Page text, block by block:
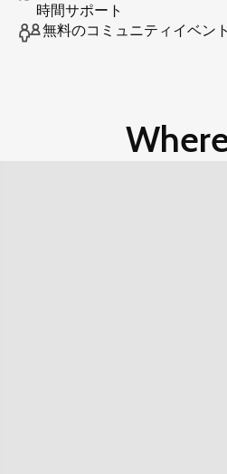
時間サポート
無料のコミュニティイベント